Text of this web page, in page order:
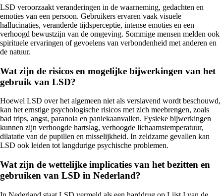
LSD veroorzaakt veranderingen in de waarneming, gedachten en
emoties van een persoon. Gebruikers ervaren vaak visuele
hallucinaties, veranderde tijdsperceptie, intense emoties en een
verhoogd bewustzijn van de omgeving. Sommige mensen melden ook
spirituele ervaringen of gevoelens van verbondenheid met anderen en
de natuur.
Wat zijn de risicos en mogelijke bijwerkingen van het
gebruik van LSD?
Hoewel LSD over het algemeen niet als verslavend wordt beschouwd,
kan het ernstige psychologische risicos met zich meebrengen, zoals
bad trips, angst, paranoia en paniekaanvallen. Fysieke bijwerkingen
kunnen zijn verhoogde hartslag, verhoogde lichaamstemperatuur,
dilatatie van de pupillen en misselijkheid. In zeldzame gevallen kan
LSD ook leiden tot langdurige psychische problemen.
Wat zijn de wettelijke implicaties van het bezitten en
gebruiken van LSD in Nederland?